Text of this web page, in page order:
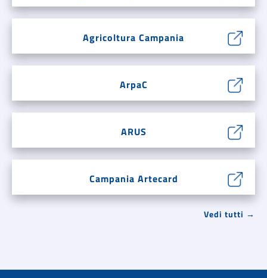
Agricoltura Campania
ArpaC
ARUS
Campania Artecard
Vedi tutti →